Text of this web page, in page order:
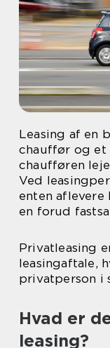
Leasing af en
chauffør og et
chaufføren
Ved
enten
en forud
Privatleasing
leasingaftale,
privatperson i
Hvad er
leasing?